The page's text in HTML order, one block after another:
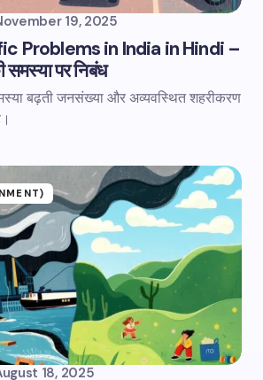
19, 2025
Problems in India in Hindi –
पर निबंध
बढ़ती जनसंख्या और अव्यवस्थित शहरीकरण
18, 2025